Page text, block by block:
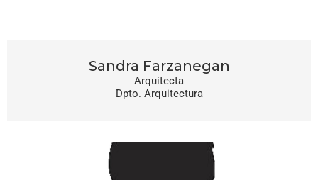
Sandra Farzanegan
Arquitecta
Dpto. Arquitectura